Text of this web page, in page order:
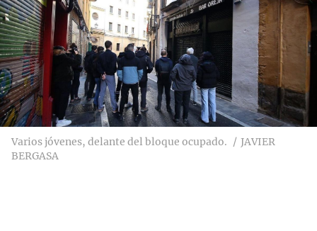
Varios jóvenes, delante del bloque ocupado.
JAVIER
BERGASA